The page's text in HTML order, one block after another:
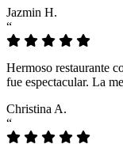
Jazmin H.
“
Hermoso restaurante
fue espectacular. La
Christina A.
“